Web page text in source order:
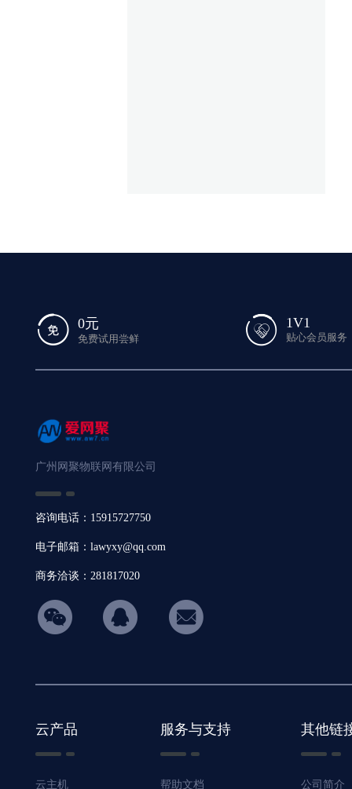
0元
免费试用尝鲜
1V1
贴心会员服务
广州网聚物联网有限公司
咨询电话：15915727750
电子邮箱：lawyxy@qq.com
商务洽谈：281817020
hicon34
云产品
云主机
服务与支持
帮助文档
其他链
公司简介